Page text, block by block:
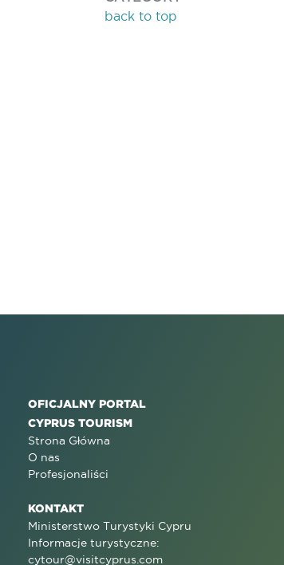
back to top
OFICJALNY PORTAL
CYPRUS TOURISM
Strona Główna
O nas
Profesjonaliści
KONTAKT
Ministerstwo Turystyki Cypru
Informacje turystyczne:
cytour@visitcyprus.com